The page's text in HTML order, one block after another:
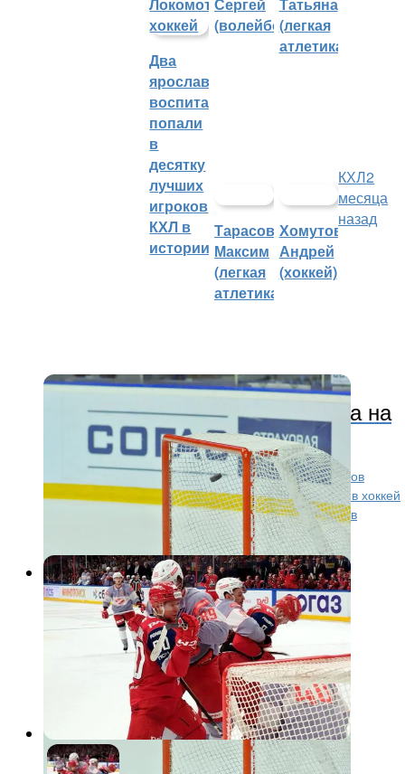
Два
ярославских
воспитанника
попали
в
десятку
лучших
игроков
КХЛ в
истории
(волейбол)(легкая
атлетика)
Тарасов
Максим
(легкая
атлетика)
Хомутов
Андрей
(хоккей)
КХЛ2
месяца
назад
Квартальнов рассчитывает на
возвращение Сергея Фёдорова на
пост главного тренера
Главный тренер «Локомотива» Дмитрий Квартальнов
заявил, что Сергей Фёдоров ещё может вернуться в хоккей
на пост главного тренера. Он отметил, что Фёдоров
добился заметных результатов и...